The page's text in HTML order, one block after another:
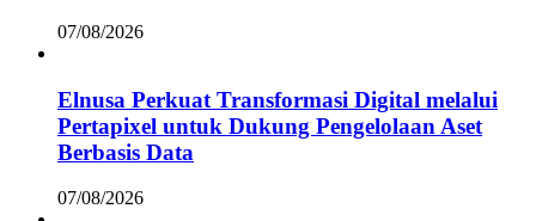
07/08/2026
Elnusa Perkuat Transformasi Digital melalui
Pertapixel untuk Dukung Pengelolaan Aset
Berbasis Data
07/08/2026